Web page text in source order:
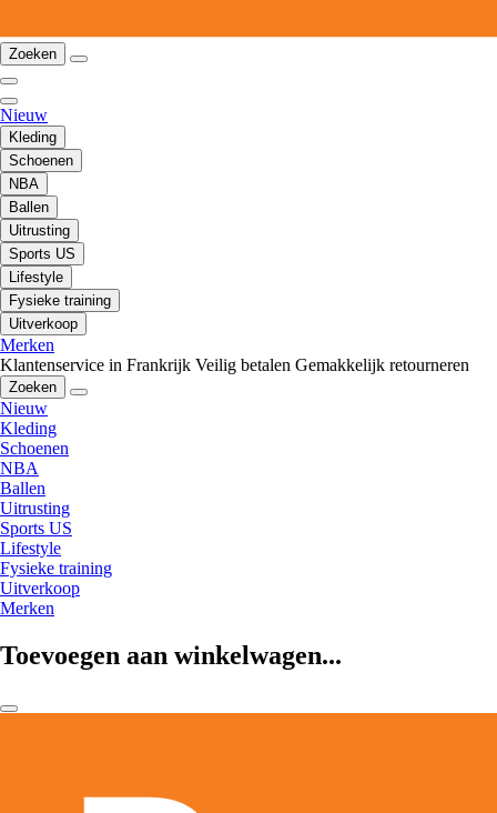
Zoeken
Nieuw
Kleding
Schoenen
NBA
Ballen
Uitrusting
Sports US
Lifestyle
Fysieke training
Uitverkoop
Merken
Klantenservice in Frankrijk Veilig betalen Gemakkelijk retourneren
Zoeken
Nieuw
Kleding
Schoenen
NBA
Ballen
Uitrusting
Sports US
Lifestyle
Fysieke training
Uitverkoop
Merken
Toevoegen aan winkelwagen...